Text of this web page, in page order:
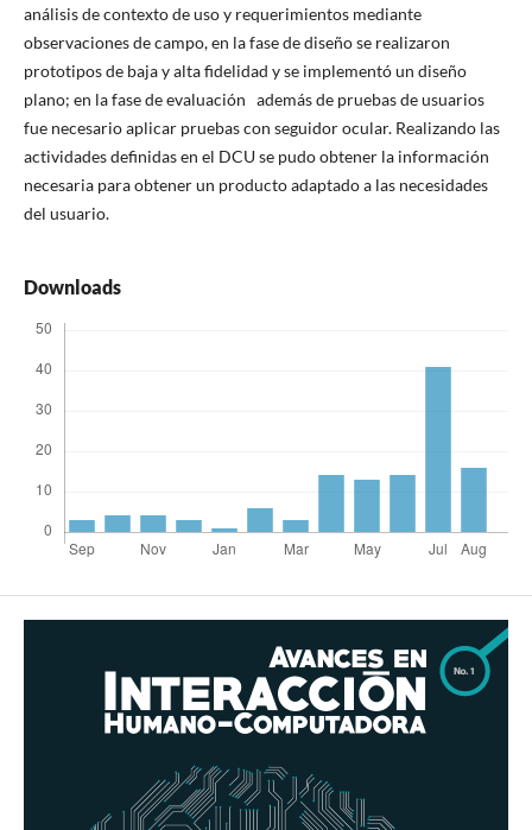
análisis de contexto de uso y requerimientos mediante
observaciones de campo, en la fase de diseño se realizaron
prototipos de baja y alta fidelidad y se implementó un diseño
plano; en la fase de evaluación además de pruebas de usuarios
fue necesario aplicar pruebas con seguidor ocular. Realizando las
actividades definidas en el DCU se pudo obtener la información
necesaria para obtener un producto adaptado a las necesidades
del usuario.
Downloads